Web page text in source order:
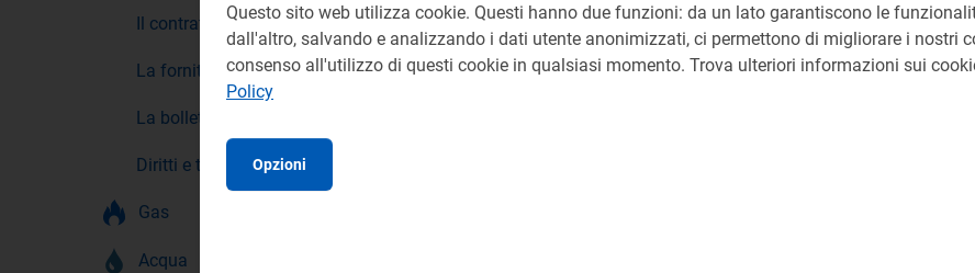
Il contratto
La fornitura
La bolletta
Diritti e tutele
Gas
Acqua
Riferimenti:
Questo sito web utilizza cookie. Questi hanno due funzioni: da un lato garantiscono le
dall'altro, salvando e analizzando i dati utente anonimizzati, ci permettono di migliorare i nostri
consenso all'utilizzo di questi cookie in qualsiasi momento. Trova ulteriori informazioni sui
Policy
Opzioni